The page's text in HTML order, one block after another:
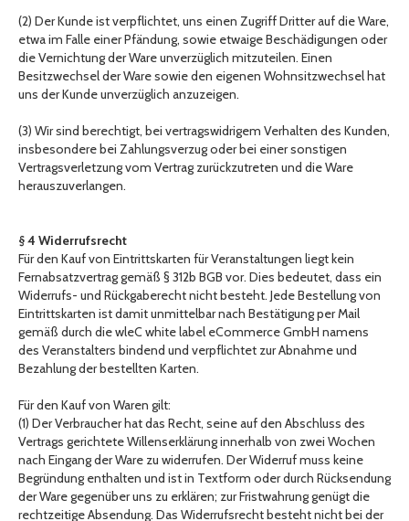
(2) Der Kunde ist verpflichtet, uns einen Zugriff Dritter auf die Ware,
etwa im Falle einer Pfändung, sowie etwaige Beschädigungen oder
die Vernichtung der Ware unverzüglich mitzuteilen. Einen
Besitzwechsel der Ware sowie den eigenen Wohnsitzwechsel hat
uns der Kunde unverzüglich anzuzeigen.
(3) Wir sind berechtigt, bei vertragswidrigem Verhalten des Kunden,
insbesondere bei Zahlungsverzug oder bei einer sonstigen
Vertragsverletzung vom Vertrag zurückzutreten und die Ware
herauszuverlangen.
§ 4 Widerrufsrecht
Für den Kauf von Eintrittskarten für Veranstaltungen liegt kein
Fernabsatzvertrag gemäß § 312b BGB vor. Dies bedeutet, dass ein
Widerrufs- und Rückgaberecht nicht besteht. Jede Bestellung von
Eintrittskarten ist damit unmittelbar nach Bestätigung per Mail
gemäß durch die wleC white label eCommerce GmbH namens
des Veranstalters bindend und verpflichtet zur Abnahme und
Bezahlung der bestellten Karten.
Für den Kauf von Waren gilt:
(1) Der Verbraucher hat das Recht, seine auf den Abschluss des
Vertrags gerichtete Willenserklärung innerhalb von zwei Wochen
nach Eingang der Ware zu widerrufen. Der Widerruf muss keine
Begründung enthalten und ist in Textform oder durch Rücksendung
der Ware gegenüber uns zu erklären; zur Fristwahrung genügt die
rechtzeitige Absendung. Das Widerrufsrecht besteht nicht bei der